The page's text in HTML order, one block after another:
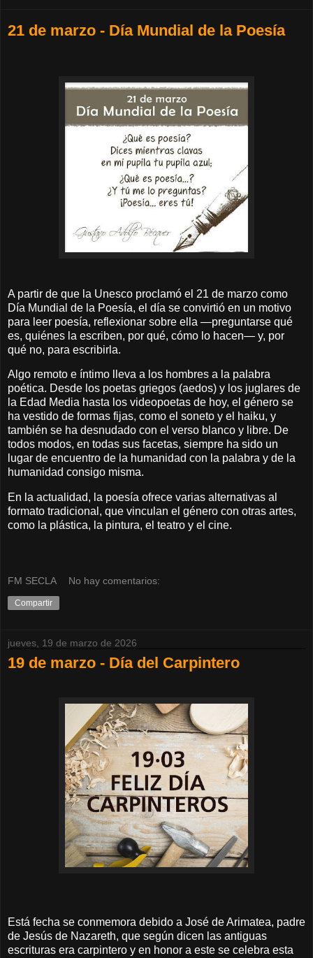
21 de marzo - Día Mundial de la Poesía
A partir de que la Unesco proclamó el 21 de marzo como
Día Mundial de la Poesía, el día se convirtió en un motivo
para leer poesía, reflexionar sobre ella —preguntarse qué
es, quiénes la escriben, por qué, cómo lo hacen— y, por
qué no, para escribirla.
Algo remoto e íntimo lleva a los hombres a la palabra
poética. Desde los poetas griegos (aedos) y los juglares de
la Edad Media hasta los videopoetas de hoy, el género se
ha vestido de formas fijas, como el soneto y el haiku, y
también se ha desnudado con el verso blanco y libre. De
todos modos, en todas sus facetas, siempre ha sido un
lugar de encuentro de la humanidad con la palabra y de la
humanidad consigo misma.
En la actualidad, la poesía ofrece varias alternativas al
formato tradicional, que vinculan el género con otras artes,
como la plástica, la pintura, el teatro y el cine.
FM SECLA No hay comentarios:
Compartir
jueves, 19 de marzo de 2026
19 de marzo - Día del Carpintero
Está fecha se conmemora debido a José de Arimatea, padre
de Jesús de Nazareth, que según dicen las antiguas
escrituras era carpintero y en honor a este se celebra esta